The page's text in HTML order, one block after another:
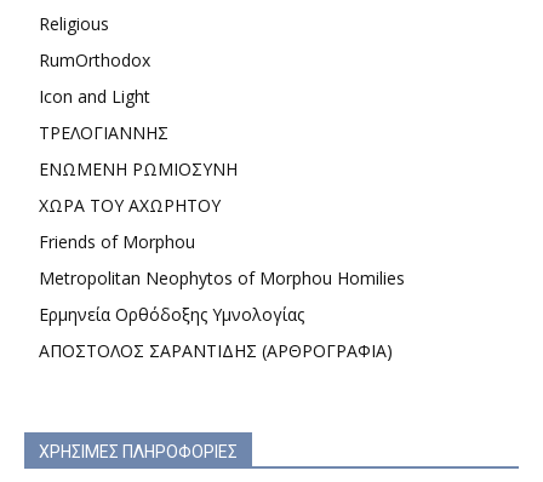
Religious
RumOrthodox
Icon and Light
ΤΡΕΛΟΓΙΑΝΝΗΣ
ΕΝΩΜΕΝΗ ΡΩΜΙΟΣΥΝΗ
ΧΩΡΑ ΤΟΥ ΑΧΩΡΗΤΟΥ
Friends of Morphou
Metropolitan Neophytos of Morphou Homilies
Ερμηνεία Ορθόδοξης Υμνολογίας
ΑΠΟΣΤΟΛΟΣ ΣΑΡΑΝΤΙΔΗΣ (ΑΡΘΡΟΓΡΑΦΙΑ)
ΧΡΗΣΙΜΕΣ ΠΛΗΡΟΦΟΡΙΕΣ